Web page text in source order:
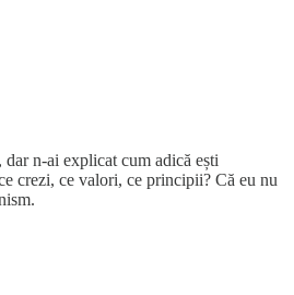
n-ai explicat cum adică ești
crezi, ce valori, ce principii? Că eu nu